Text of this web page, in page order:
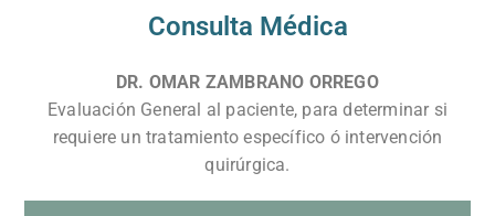
Consulta Médica
DR. OMAR ZAMBRANO ORREGO
Evaluación General al paciente, para determinar si
requiere un tratamiento específico ó intervención
quirúrgica.